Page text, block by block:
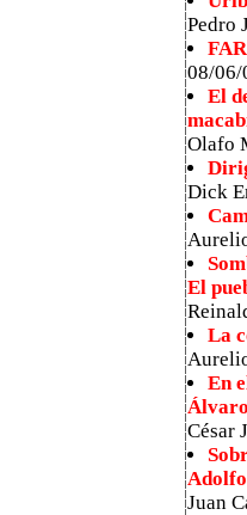
Pedro
08/06/
El
Olafo
Dick
El
La
En
César
Juan